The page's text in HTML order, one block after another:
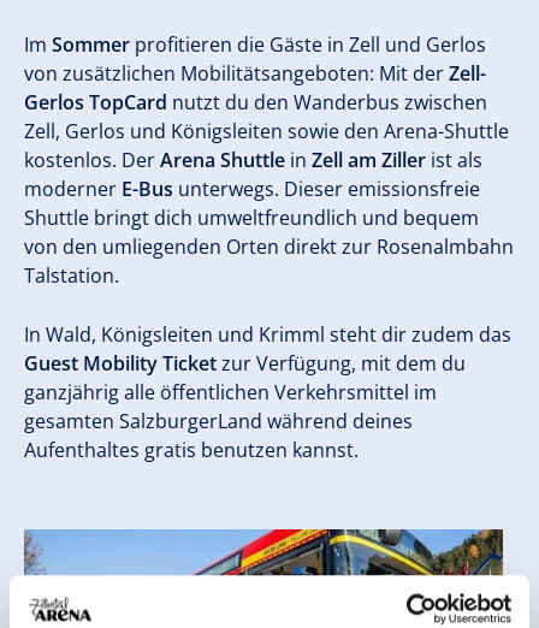
Im Sommer profitieren die Gäste in Zell und Gerlos
von zusätzlichen Mobilitätsangeboten: Mit derZell-
Gerlos TopCard nutzt du den Wanderbus zwischen
Zell, Gerlos und Königsleiten sowie den Arena-Shuttle
kostenlos. DerArena Shuttle in Zell am Ziller ist als
moderner E-Bus unterwegs. Dieser emissionsfreie
Shuttle bringt dich umweltfreundlich und bequem
von den umliegenden Orten direkt zur Rosenalmbahn
Talstation.
In Wald, Königsleiten und Krimml steht dir zudem das
Guest Mobility Ticketzur Verfügung, mit dem du
ganzjährig alle öffentlichen Verkehrsmittel im
gesamten SalzburgerLand während deines
Aufenthaltes gratis benutzen kannst.